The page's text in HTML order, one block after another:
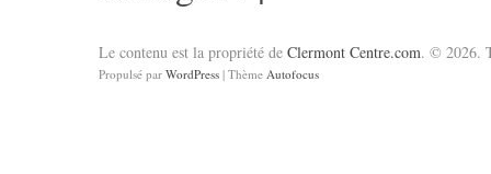
Le contenu est la propriété de Clermont Centre.com. © 2026.
Propulsé par WordPress | Thème Autofocus